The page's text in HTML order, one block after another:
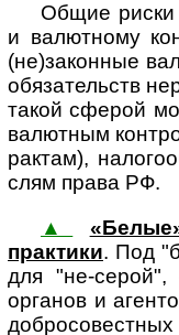
Общие риски
и валют­ному
(не)за­кон­ные
обяза­тельств
такой сферой
валют­ным
рак­там),
слям права РФ.
▲
практики. Под
для "не-серой",
органов и